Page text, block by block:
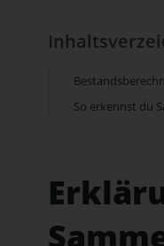
So erkennst du